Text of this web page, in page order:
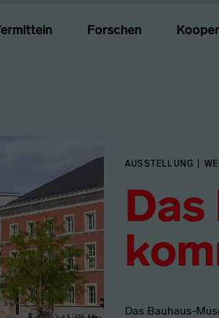
Forschen
AUSSTELLUNG |
Das Bauhaus-